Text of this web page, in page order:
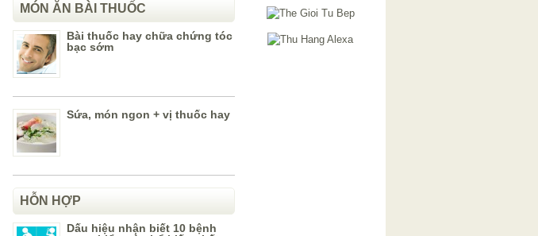
MÓN ĂN BÀI THUỐC
Bài thuốc hay chữa chứng tóc
bạc sớm
Sứa, món ngon + vị thuốc hay
HỖN HỢP
Dấu hiệu nhận biết 10 bệnh